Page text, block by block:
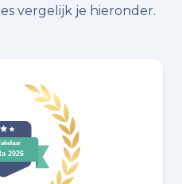
vergelijk je hieronder.